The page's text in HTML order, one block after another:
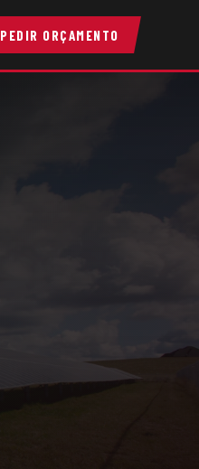
PEDIR ORÇAMENTO